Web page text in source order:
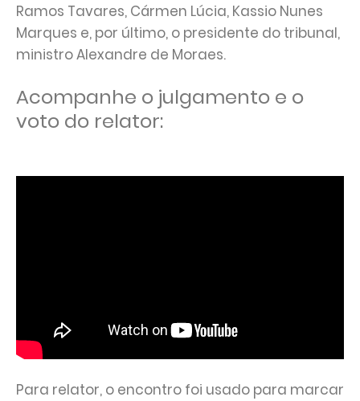
Ramos Tavares, Cármen Lúcia, Kassio Nunes
Marques e, por último, o presidente do tribunal,
ministro Alexandre de Moraes.
Acompanhe o julgamento e o
voto do relator:
Para relator, o encontro foi usado para marcar